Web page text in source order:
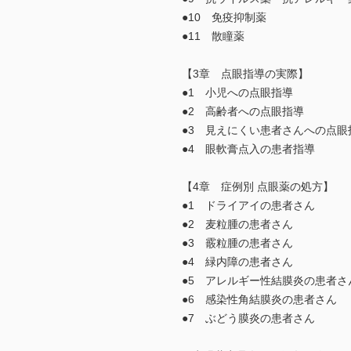
●10 免疫抑制薬
●11 散瞳薬
【3章 点眼指導の実際】
●1 小児への点眼指導
●2 高齢者への点眼指導
●3 見えにくい患者さんへの点眼
●4 眼軟膏点入の患者指導
【4章 症例別 点眼薬の処方】
●1 ドライアイの患者さん
●2 麦粒腫の患者さん
●3 霰粒腫の患者さん
●4 緑内障の患者さん
●5 アレルギー性結膜炎の患者さ
●6 感染性角結膜炎の患者さん
●7 ぶどう膜炎の患者さん